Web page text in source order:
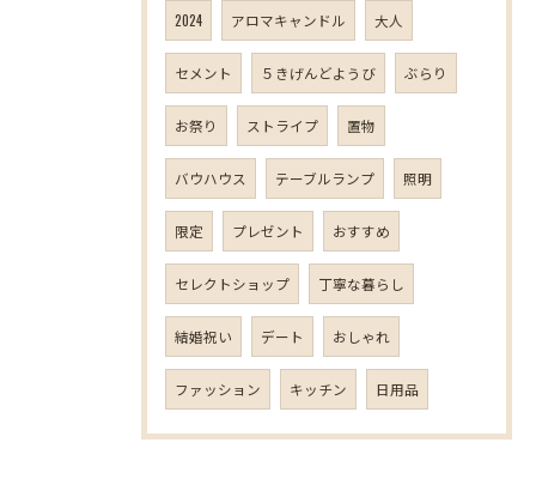
2024 アロマキャンドル 大人
セメント ５きげんどようび ぶらり
お祭り ストライプ 置物
バウハウス テーブルランプ 照明
限定 プレゼント おすすめ
セレクトショップ 丁寧な暮らし
結婚祝い デート おしゃれ
ファッション キッチン 日用品